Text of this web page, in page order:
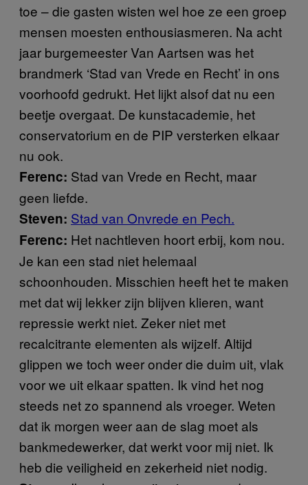
toe – die gasten wisten wel hoe ze een groep
mensen moesten enthousiasmeren. Na acht
jaar burgemeester Van Aartsen was het
brandmerk ‘Stad van Vrede en Recht’ in ons
voorhoofd gedrukt. Het lijkt alsof dat nu een
beetje overgaat. De kunstacademie, het
conservatorium en de PIP versterken elkaar
nu ook.
Ferenc: Stad van Vrede en Recht, maar
geen liefde.
Steven: Stad van Onvrede en Pech.
Ferenc: Het nachtleven hoort erbij, kom nou.
Je kan een stad niet helemaal
schoonhouden. Misschien heeft het te maken
met dat wij lekker zijn blijven klieren, want
repressie werkt niet. Zeker niet met
recalcitrante elementen als wijzelf. Altijd
glippen we toch weer onder die duim uit, vlak
voor we uit elkaar spatten. Ik vind het nog
steeds net zo spannend als vroeger. Weten
dat ik morgen weer aan de slag moet als
bankmedewerker, dat werkt voor mij niet. Ik
heb die veiligheid en zekerheid niet nodig.